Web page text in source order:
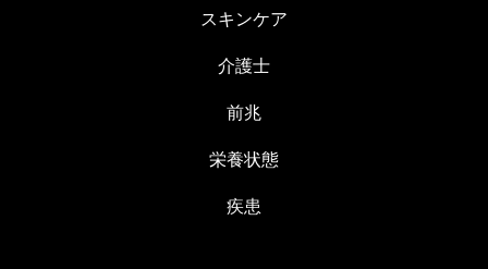
スキンケア
介護士
前兆
栄養状態
疾患